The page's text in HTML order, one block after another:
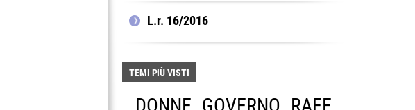
L.r. 16/2016
TEMI PIÙ VISTI